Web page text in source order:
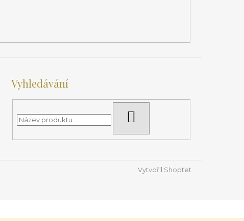
Vyhledávání
Vytvořil Shoptet